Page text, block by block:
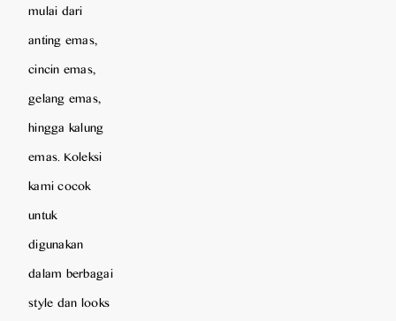
mulai dari
anting emas,
cincin emas,
gelang emas,
hingga kalung
emas. Koleksi
kami cocok
untuk
digunakan
dalam berbagai
style dan looks